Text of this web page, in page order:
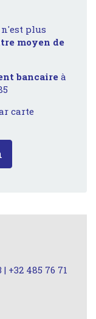
plus
moyen de
bancaire à
carte
| +32 485 76 71